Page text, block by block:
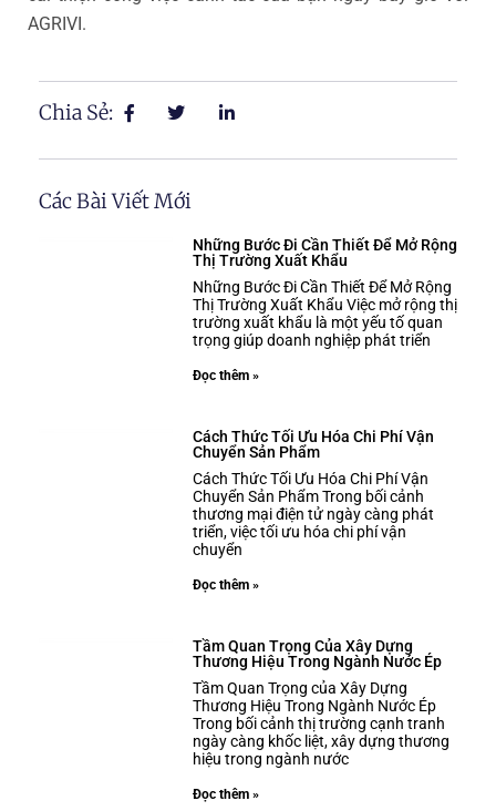
AGRIVI.
Chia Sẻ:
Các Bài Viết Mới
Những Bước Đi Cần Thiết Để Mở Rộng
Thị Trường Xuất Khẩu
Những Bước Đi Cần Thiết Để Mở Rộng
Thị Trường Xuất Khẩu Việc mở rộng thị
trường xuất khẩu là một yếu tố quan
trọng giúp doanh nghiệp phát triển
Đọc thêm »
Cách Thức Tối Ưu Hóa Chi Phí Vận
Chuyển Sản Phẩm
Cách Thức Tối Ưu Hóa Chi Phí Vận
Chuyển Sản Phẩm Trong bối cảnh
thương mại điện tử ngày càng phát
triển, việc tối ưu hóa chi phí vận
chuyển
Đọc thêm »
Tầm Quan Trọng Của Xây Dựng
Thương Hiệu Trong Ngành Nước Ép
Tầm Quan Trọng của Xây Dựng
Thương Hiệu Trong Ngành Nước Ép
Trong bối cảnh thị trường cạnh tranh
ngày càng khốc liệt, xây dựng thương
hiệu trong ngành nước
Đọc thêm »